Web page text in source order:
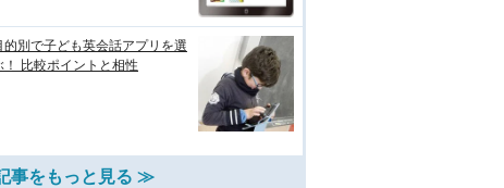
的別で子ども英会話アプリを選
！ 比較ポイントと相性
事をもっと見る ≫